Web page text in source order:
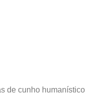
de cunho humanístico